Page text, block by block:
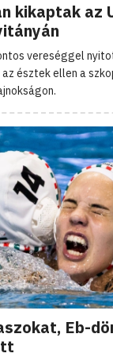
kikaptak az
vereséggel
észtek ellen a
Eb-